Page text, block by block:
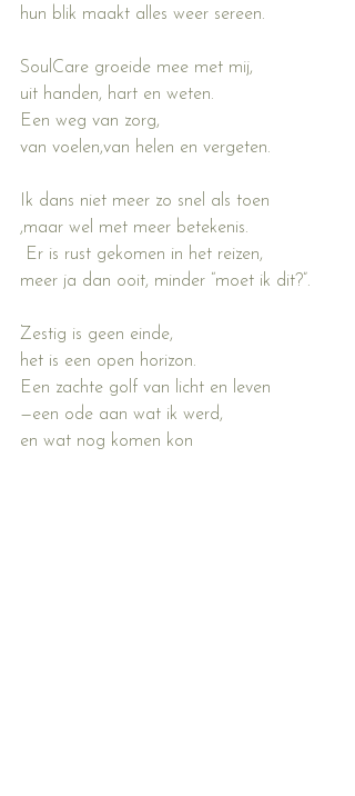
hun blik maakt alles weer sereen.
SoulCare groeide mee met mij,
uit handen, hart en weten.
Een weg van zorg,
van voelen,van helen en vergeten.
Ik dans niet meer zo snel als toen
,maar wel met meer betekenis.
Er is rust gekomen in het reizen,
meer ja dan ooit, minder “moet ik dit?”.
Zestig is geen einde,
het is een open horizon.
Een zachte golf van licht en leven
—een ode aan wat ik werd,
en wat nog komen kon